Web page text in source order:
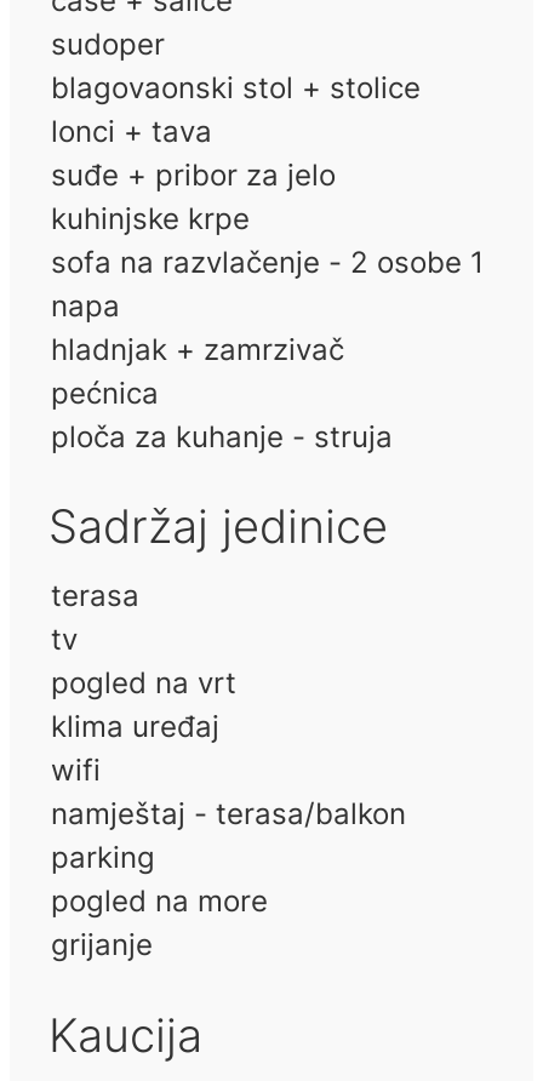
sudoper
blagovaonski stol + stolice
lonci + tava
suđe + pribor za jelo
kuhinjske krpe
sofa na razvlačenje - 2 osobe 1
napa
hladnjak + zamrzivač
pećnica
ploča za kuhanje - struja
Sadržaj jedinice
terasa
tv
pogled na vrt
klima uređaj
wifi
namještaj - terasa/balkon
parking
pogled na more
grijanje
Kaucija